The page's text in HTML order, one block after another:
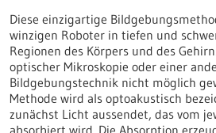
Diese einzigartige
winzigen Roboter in tiefen und
Regionen des Körpers und des
optischer Mikroskopie oder einer
Bildgebungstechnik nicht möglich
Methode wird als optoakustisch
zunächst Licht aussendet, das vom
absorbiert wird. Die Absorption